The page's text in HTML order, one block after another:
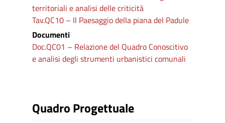
territoriali e analisi delle criticità
Tav.QC10 – Il Paesaggio della piana del Padule
Documenti
Doc.QC01 – Relazione del Quadro Conoscitivo
e analisi degli strumenti urbanistici comunali
Quadro Progettuale